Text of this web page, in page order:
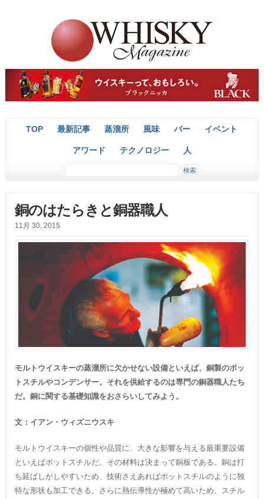
TOP 最新記事 蒸溜所 風味 バー イベント
アワード テクノロジー 人
銅のはたらきと銅器職人
11月 30, 2015
モルトウイスキーの蒸溜所に欠かせない設備といえば、銅製のポッ
トスチルやコンデンサー。それを供給するのは専門の銅器職人たち
だ。銅に関する基礎知識をおさらいしてみよう。
文：イアン・ウィズニウスキ
モルトウイスキーの個性や品質に、大きな影響を与える最重要設備
といえばポットスチルだ。その材料は決まって銅板である。銅は打
ち延ばしがしやすいため、技術さえあればポットスチルのように独
特な形状も加工できる。さらに熱伝導性が極めて高いため、スチル